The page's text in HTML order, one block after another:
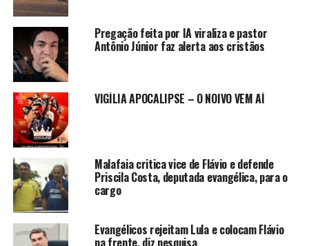
Pregação feita por IA viraliza e pastor
Antônio Júnior faz alerta aos cristãos
VIGÍLIA APOCALIPSE – O NOIVO VEM AÍ
Malafaia critica vice de Flávio e defende
Priscila Costa, deputada evangélica, para o
cargo
Evangélicos rejeitam Lula e colocam Flávio
na frente, diz pesquisa